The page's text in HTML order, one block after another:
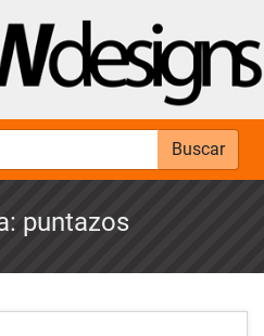
Buscar
puntazos